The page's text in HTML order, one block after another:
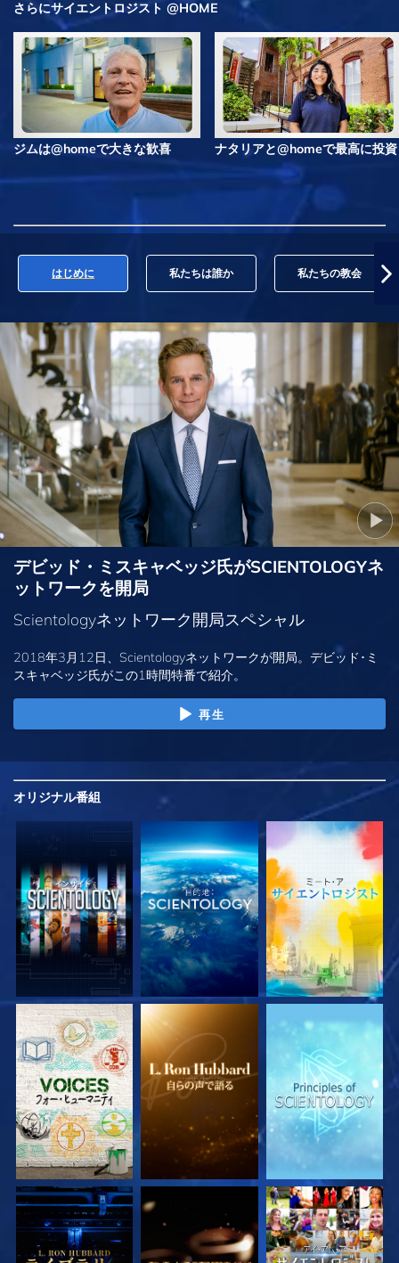
さらにサイエントロジスト @HOME
ジムは@homeで大きな歓喜 ナタリアと@homeで最高に投資
はじめに 私たちは誰か 私たちの教会
デビッド・ミスキャベッジ氏がSCIENTOLOGYネ
ットワークを開局
Scientologyネットワーク開局スペシャル
2018年3月12日、Scientologyネットワークが開局。デビッド･ミ
スキャベッジ氏がこの1時間特番で紹介。
再生
オリジナル番組
シリーズを探求 シリーズを探求 シリーズを探求
シリーズを探求 シリーズを探求 観る